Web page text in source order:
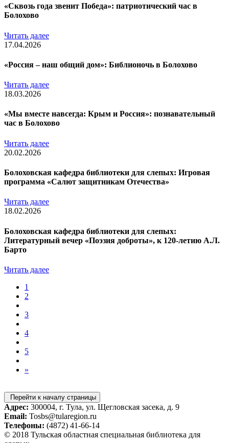
«Сквозь года звенит Победа»: патриотический час в
Болохово
Читать далее
17.04.2026
«Россия – наш общий дом»: Библионочь в Болохово
Читать далее
18.03.2026
«Мы вместе навсегда: Крым и Россия»: познавательный
час в Болохово
Читать далее
20.02.2026
Болоховская кафедра библиотеки для слепых: Игровая
программа «Салют защитникам Отечества»
Читать далее
18.02.2026
Болоховская кафедра библиотеки для слепых:
Литературный вечер «Поэзия доброты», к 120-летию А.Л.
Барто
Читать далее
1
2
3
4
5
»
Перейти к началу страницы
Адрес: 300004, г. Тула, ул. Щегловская засека, д. 9
Email: Tosbs@tularegion.ru
Телефоны: (4872) 41-66-14
© 2018 Тульская областная специальная библиотека для